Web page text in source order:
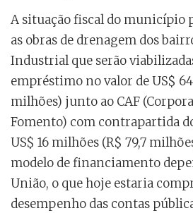
A situação fiscal do município
as obras de drenagem dos
Industrial que serão
empréstimo no valor de US$
milhões) junto ao CAF
Fomento) com contrapartida
US$ 16 milhões (R$ 79,7
modelo de financiamento
União, o que hoje estaria
desempenho das contas